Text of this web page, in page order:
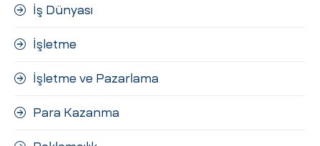
İş Dünyası
İşletme
İşletme ve Pazarlama
Para Kazanma